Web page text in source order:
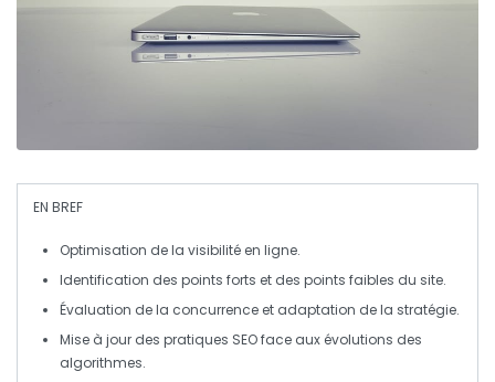
EN BREF
Optimisation de la visibilité en ligne.
Identification des points forts et des points faibles du site.
Évaluation de la concurrence et adaptation de la stratégie.
Mise à jour des pratiques SEOface aux évolutions des
algorithmes.